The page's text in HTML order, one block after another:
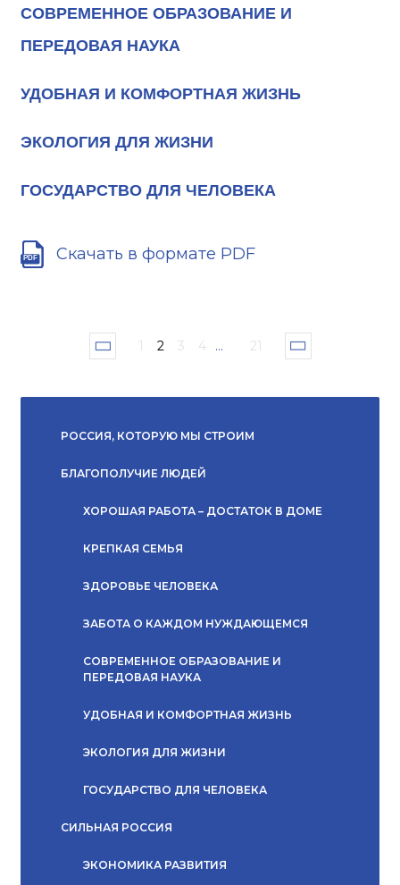
СОВРЕМЕННОЕ ОБРАЗОВАНИЕ И
ПЕРЕДОВАЯ НАУКА
УДОБНАЯ И КОМФОРТНАЯ ЖИЗНЬ
ЭКОЛОГИЯ ДЛЯ ЖИЗНИ
ГОСУДАРСТВО ДЛЯ ЧЕЛОВЕКА
Скачать в формате PDF
1 2 3 4 ... 21
РОССИЯ, КОТОРУЮ МЫ СТРОИМ
БЛАГОПОЛУЧИЕ ЛЮДЕЙ
ХОРОШАЯ РАБОТА – ДОСТАТОК В ДОМЕ
КРЕПКАЯ СЕМЬЯ
ЗДОРОВЬЕ ЧЕЛОВЕКА
ЗАБОТА О КАЖДОМ НУЖДАЮЩЕМСЯ
СОВРЕМЕННОЕ ОБРАЗОВАНИЕ И
ПЕРЕДОВАЯ НАУКА
УДОБНАЯ И КОМФОРТНАЯ ЖИЗНЬ
ЭКОЛОГИЯ ДЛЯ ЖИЗНИ
ГОСУДАРСТВО ДЛЯ ЧЕЛОВЕКА
СИЛЬНАЯ РОССИЯ
ЭКОНОМИКА РАЗВИТИЯ